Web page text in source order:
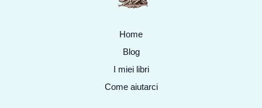
Home
Blog
I miei libri
Come aiutarci